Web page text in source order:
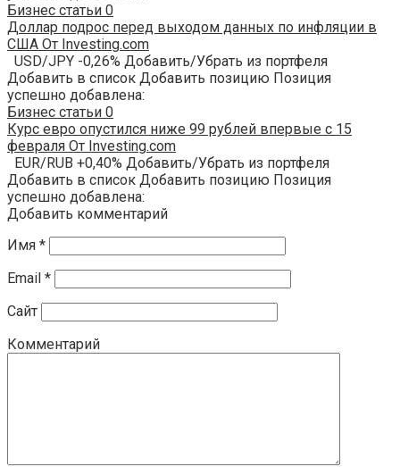
Бизнес статьи 0
Доллар подрос перед выходом данных по инфляции в
США От Investing.com
USD/JPY -0,26% Добавить/Убрать из портфеля
Добавить в список Добавить позицию Позиция
успешно добавлена:
Бизнес статьи 0
Курс евро опустился ниже 99 рублей впервые с 15
февраля От Investing.com
EUR/RUB +0,40% Добавить/Убрать из портфеля
Добавить в список Добавить позицию Позиция
успешно добавлена:
Добавить комментарий
Имя *
Email *
Сайт
Комментарий